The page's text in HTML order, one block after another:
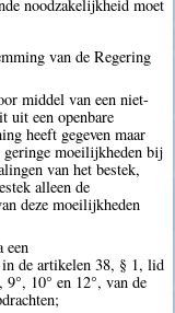
noodzakelijkheid moet
van de Regering
middel van een niet-
uit een openbare
heeft gegeven maar
geringe moeilijkheden bij
van het bestek,
alleen de
deze moeilijkheden
een
in de artikelen 38, § 1, lid
10° en 12°, van de